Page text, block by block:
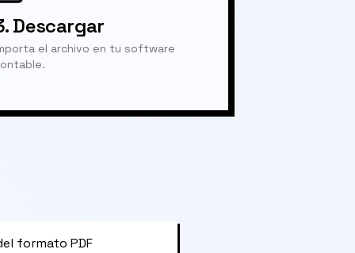
Descargar
el archivo en tu software
formato PDF